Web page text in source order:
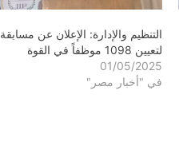
التنظيم والإدارة: الإعلان عن مسابقة
لتعيين 1098 موظفاً في القوة
01/05/2025
في "أخبار مصر"